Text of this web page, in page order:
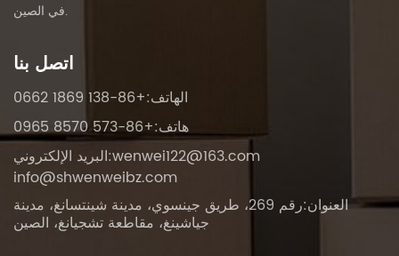
في الصين.
اتصل بنا
الهاتف:+86-138 1869 0662
هاتف:+86-573 8570 0965
البريد الإلكتروني:wenwei122@163.com
info@shwenweibz.com
العنوان:رقم 269، طريق جينسوي، مدينة شينتسانغ، مدينة
جياشينغ، مقاطعة تشجيانغ، الصين